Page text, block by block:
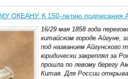
К 150-летию подписания
16/29 мая 1858 года
китайском городе Айгуне,
под названием
юридически закреплял за
прошла по левому берегу
Китая. Для России